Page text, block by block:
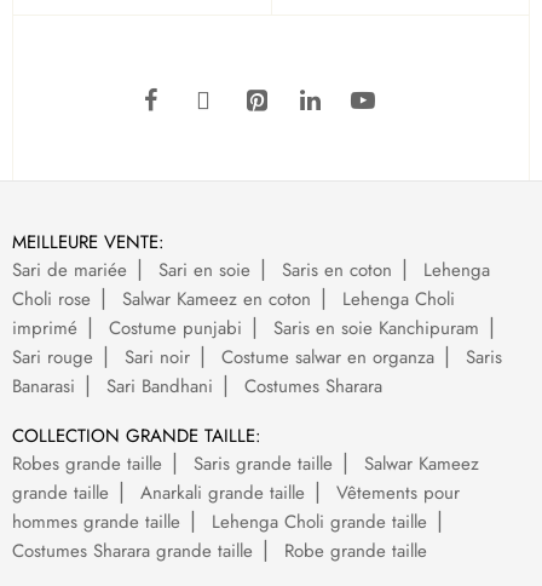
MEILLEURE VENTE:
Sari de mariée
Sari en soie Saris en coton
Lehenga
Choli rose
Salwar Kameez en coton
Lehenga Choli
imprimé
Costume punjabi
Saris en soie Kanchipuram
Sari rouge
Sari noir Costume salwar en organza
Saris
Banarasi
Sari Bandhani
Costumes Sharara
COLLECTION GRANDE TAILLE:
Robes grande taille
Saris grande taille
Salwar Kameez
grande taille
Anarkali grande taille
Vêtements pour
hommes grande taille
Lehenga Choli grande taille
Costumes Sharara grande taille
Robe grande taille